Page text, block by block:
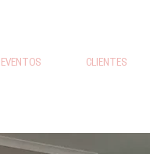
EVENTOS CLIENTES